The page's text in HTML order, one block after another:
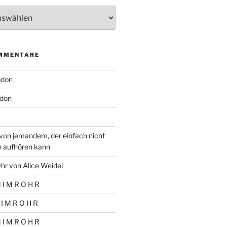
jemandem, der einfach nicht
aufhören kann
von Alice Weidel
I M R O H R
M R O H R
I M R O H R